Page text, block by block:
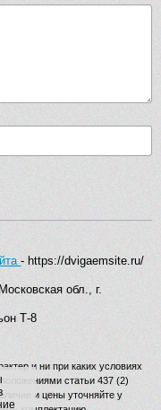
- https://dvigaemsite.ru/
обл., г.
Т-8
и ни при каких условиях
статьи 437 (2)
и цены уточняйте у